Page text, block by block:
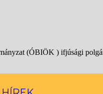
(ÓBIÖK ) ifjúsági